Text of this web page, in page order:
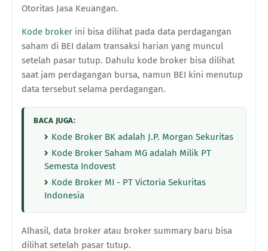
Otoritas Jasa Keuangan.
Kode broker ini bisa dilihat pada data perdagangan
saham di BEI dalam transaksi harian yang muncul
setelah pasar tutup. Dahulu kode broker bisa dilihat
saat jam perdagangan bursa, namun BEI kini menutup
data tersebut selama perdagangan.
BACA JUGA:
Kode Broker BK adalah J.P. Morgan Sekuritas
Kode Broker Saham MG adalah Milik PT
Semesta Indovest
Kode Broker MI - PT Victoria Sekuritas
Indonesia
Alhasil, data broker atau broker summary baru bisa
dilihat setelah pasar tutup.